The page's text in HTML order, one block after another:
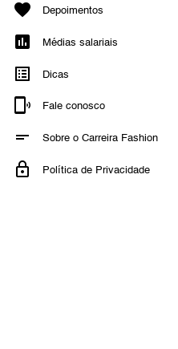
Depoimentos
Médias salariais
Dicas
Fale conosco
Sobre o Carreira Fashion
Política de Privacidade